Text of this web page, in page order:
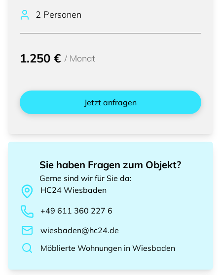
2 Personen
1.250 € / Monat
Jetzt anfragen
Sie haben Fragen zum Objekt?
Gerne sind wir für Sie da:
HC24 Wiesbaden
+49 611 360 227 6
wiesbaden@hc24.de
Möblierte Wohnungen in Wiesbaden